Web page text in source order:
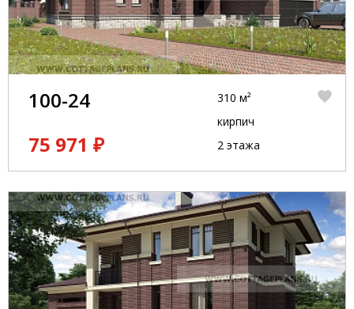
100-24
75 971 ₽
310 м²
кирпич
2 этажа